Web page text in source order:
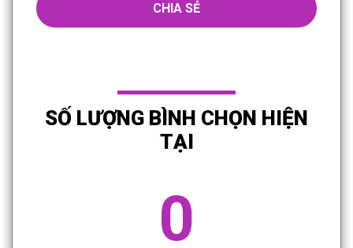
CHIA SẺ
SỐ LƯỢNG BÌNH CHỌN HIỆN
TẠI
0